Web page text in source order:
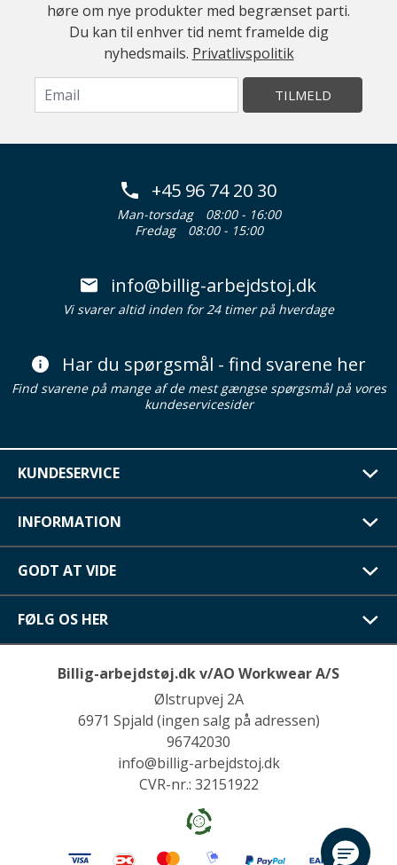
høre om nye produkter med begrænset parti.
Du kan til enhver tid nemt framelde dig
nyhedsmails. Privatlivspolitik
TILMELD
+45 96 74 20 30
Man-torsdag
08:00 - 16:00
Fredag
08:00 - 15:00
info@billig-arbejdstoj.dk
Vi svarer altid inden for 24 timer på hverdage
Har du spørgsmål - find svarene her
Find svarene på mange af de mest gængse spørgsmål på vores
kundeservicesider
KUNDESERVICE
INFORMATION
GODT AT VIDE
FØLG OS HER
Billig-arbejdstøj.dk v/AO Workwear A/S
Ølstrupvej 2A
6971 Spjald (ingen salg på adressen)
96742030
info@billig-arbejdstoj.dk
CVR-nr.: 32151922